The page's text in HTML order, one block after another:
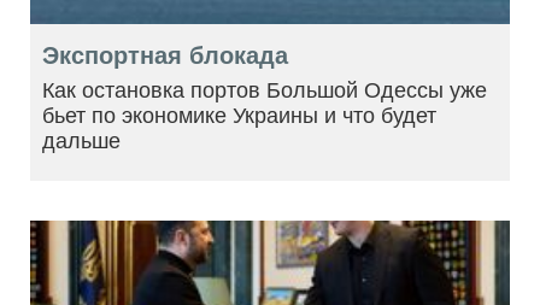
Экспортная блокада
Как остановка портов Большой Одессы уже
бьет по экономике Украины и что будет
дальше